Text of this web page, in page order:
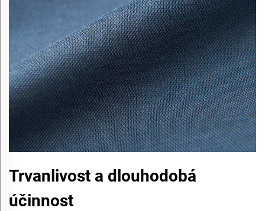
Trvanlivost a dlouhodobá
účinnost